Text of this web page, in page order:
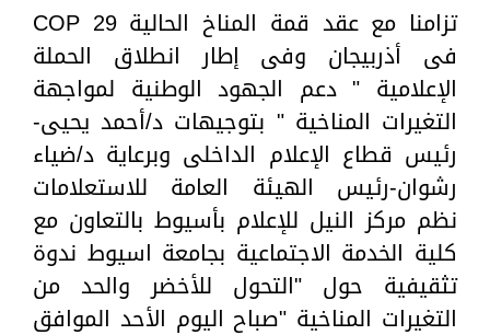
تزامنا مع عقد قمة المناخ الحالية COP 29
فى أذربيجان وفى إطار انطلاق الحملة
الإعلامية " دعم الجهود الوطنية لمواجهة
التغيرات المناخية " بتوجيهات د/أحمد يحيى-
رئيس قطاع الإعلام الداخلى وبرعاية د/ضياء
رشوان-رئيس الهيئة العامة للاستعلامات
نظم مركز النيل للإعلام بأسيوط بالتعاون مع
كلية الخدمة الاجتماعية بجامعة اسيوط ندوة
تثقيفية حول "التحول للأخضر والحد من
التغيرات المناخية "صباح اليوم الأحد الموافق